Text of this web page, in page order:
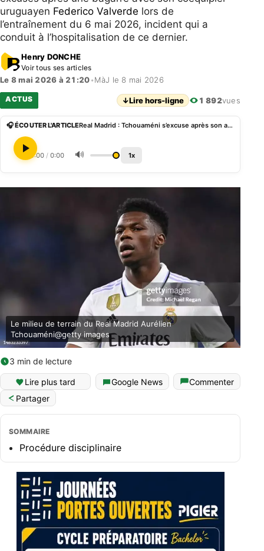
uruguayen Federico Valverde lors de
l’entraînement du 6 mai 2026, incident qui a
conduit à l’hospitalisation de ce dernier.
Henry DONCHE
Voir tous ses articles
Le 8 mai 2026 à 21:20•MàJ le 8 mai 2026
ACTUS ↓Lire hors-ligne 1 892vues
🎧 ÉCOUTER L'ARTICLE Real Madrid : Tchouaméni s’excuse après son altercation avec Valverde
0:00 / 0:00 🔊 1x
Le milieu de terrain du Real Madrid Aurélien
Tchouaméni@getty images
3 min de lecture
Lire plus tard Google News
Commenter
Partager
SOMMAIRE
Procédure disciplinaire